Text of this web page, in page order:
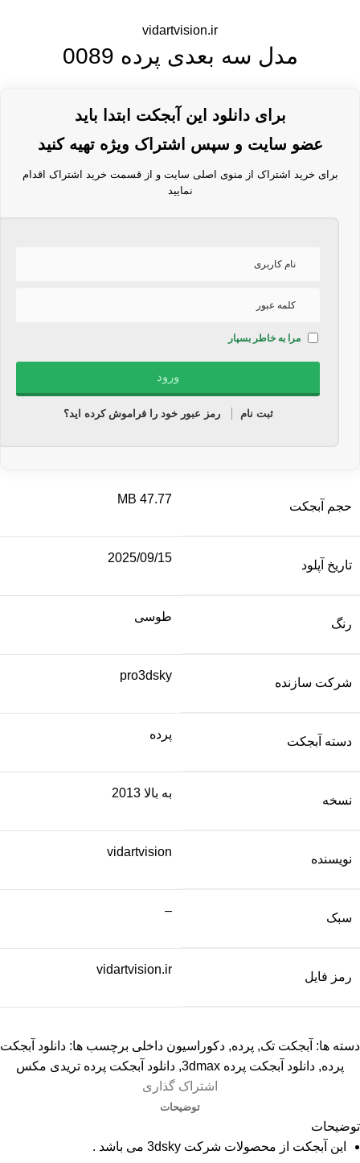
vidartvision.ir
مدل سه بعدی پرده 0089
برای دانلود این آبجکت ابتدا باید
عضو سایت و سپس اشتراک ویژه تهیه کنید
برای خرید اشتراک از منوی اصلی سایت و از قسمت خرید اشتراک اقدام
نمایید
مرا به خاطر بسپار
ثبت نام رمز عبور خود را فراموش کرده اید؟
حجم آبجکت
47.77 MB
تاریخ آپلود
2025/09/15
رنگ
طوسی
شرکت سازنده
pro3dsky
دسته آبجکت
پرده
نسخه
به بالا 2013
نویسنده
vidartvision
سبک
–
رمز فایل
vidartvision.ir
دسته ها: آبجکت تک, پرده, دکوراسیون داخلی برچسب ها: دانلود آبجکت
پرده, دانلود آبجکت پرده 3dmax , دانلود آبجکت پرده تریدی مکس
اشتراک گذاری
توضیحات
توضیحات
این آبجکت از محصولات شرکت 3dsky می باشد .